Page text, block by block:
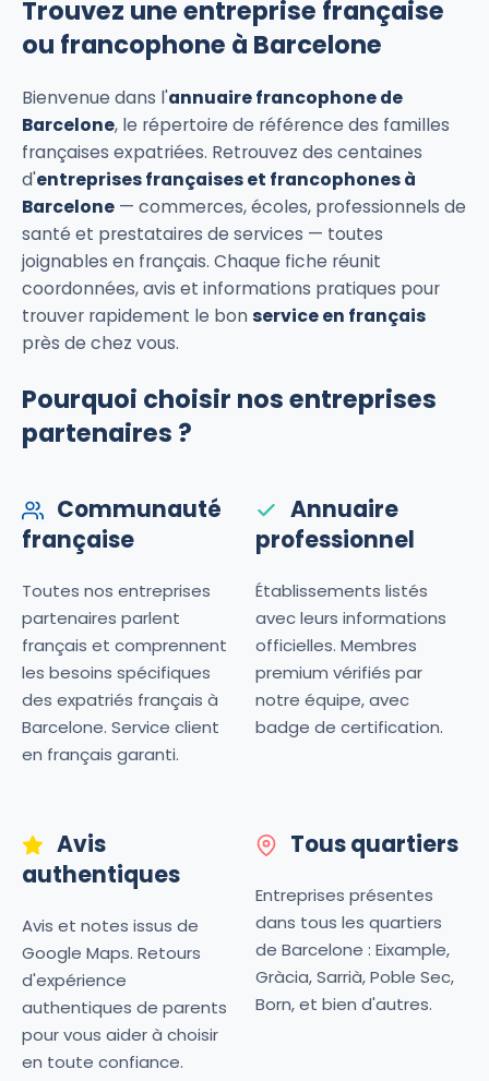
Trouvez une entreprise française
ou francophone à Barcelone
Bienvenue dans l'annuaire francophone de
Barcelone, le répertoire de référence des familles
françaises expatriées. Retrouvez des centaines
d'entreprises françaises et francophones à
Barcelone — commerces, écoles, professionnels de
santé et prestataires de services — toutes
joignables en français. Chaque fiche réunit
coordonnées, avis et informations pratiques pour
trouver rapidement le bonservice en français
près de chez vous.
Pourquoi choisir nos entreprises
partenaires ?
Communauté
française
Toutes nos entreprises
partenaires parlent
français et comprennent
les besoins spécifiques
des expatriés français à
Barcelone. Service client
en français garanti.
Annuaire
professionnel
Établissements listés
avec leurs informations
officielles. Membres
premium vérifiés par
notre équipe, avec
badge de certification.
Avis
authentiques
Avis et notes issus de
Google Maps. Retours
d'expérience
authentiques de parents
pour vous aider à choisir
en toute confiance.
Tous quartiers
Entreprises présentes
dans tous les quartiers
de Barcelone : Eixample,
Gràcia, Sarrià, Poble Sec,
Born, et bien d'autres.